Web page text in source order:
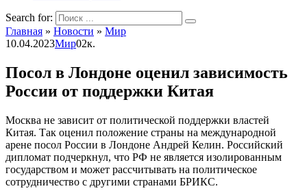
Search for:
Главная » Новости » Мир
10.04.2023Мир02к.
Посол в Лондоне оценил зависимость
России от поддержки Китая
Москва не зависит от политической поддержки властей
Китая. Так оценил положение страны на международной
арене посол России в Лондоне Андрей Келин. Российский
дипломат подчеркнул, что РФ не является изолированным
государством и может рассчитывать на политическое
сотрудничество с другими странами БРИКС.